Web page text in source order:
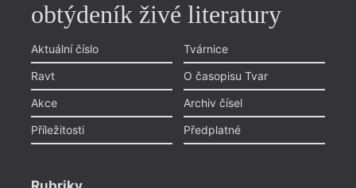
obtýdeník živé literatury
Aktuální číslo
Ravt
Akce
Příležitosti
Tvárnice
O časopisu Tvar
Archiv čísel
Předplatné